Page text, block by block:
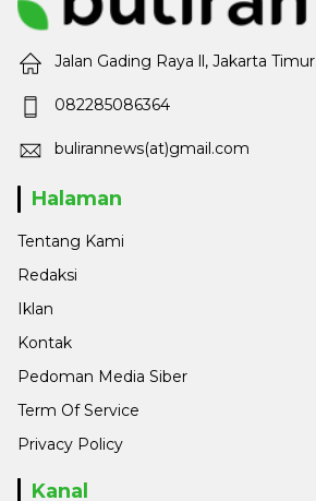
Jalan Gading Raya ll, Jakarta
082285086364
bulirannews(at)gmail.com
Halaman
Tentang Kami
Redaksi
Iklan
Kontak
Pedoman Media Siber
Term Of Service
Privacy Policy
Kanal